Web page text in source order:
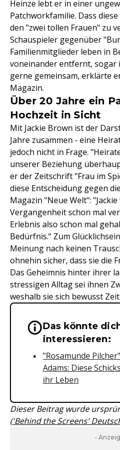
Heinze lebt er in einer
Patchworkfamilie. Dass
den "zwei tollen Frauen" zu
Schauspieler gegenüber
Familienmitglieder leben in
voneinander entfernt, sogar
gerne gemeinsam, erklärte
Magazin.
Über 20 Jahre ein
Hochzeit in Sicht
Mit Jackie Brown ist der
Jahre zusammen - eine
jedoch nicht in Frage.
unserer Beziehung
er der Zeitschrift "Frau im
diese Entscheidung gegen
Magazin "Neue Welt":
Vergangenheit schon mal
Erlebnis also schon mal
Bedürfnis.“ Zum
Meinung nach keinen
ohnehin sicher, dass sie die
Das Geheimnis hinter ihrer
stressigen Alltag sei ihnen
weshalb sie sich bewusst
Wichtige
Das könnte
interessieren:
"Rosamunde
Adams: Diese
ihr Leben
Dieser Beitrag wurde
('Behind the Screens'
-